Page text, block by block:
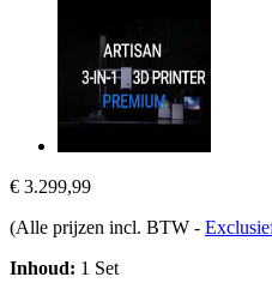
€ 3.299,99
(Alle prijzen incl. BTW -
Inhoud: 1 Set